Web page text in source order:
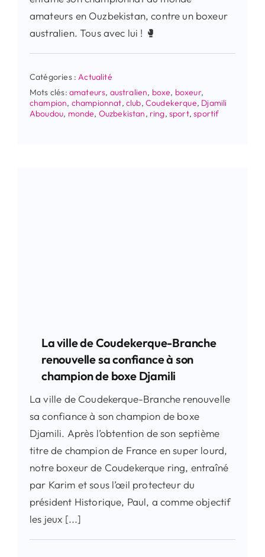
amateurs en Ouzbekistan, contre un boxeur
australien. Tous avec lui ! 🥊
Catégories :Actualité
Mots clés: amateurs, australien, boxe, boxeur,
champion, championnat, club, Coudekerque, Djamili
Aboudou, monde, Ouzbekistan, ring, sport,sportif
La ville de Coudekerque-Branche
renouvelle sa confiance à son
champion de boxe Djamili
La ville de Coudekerque-Branche renouvelle
sa confiance à son champion de boxe
Djamili. Après l’obtention de son septième
titre de champion de France en super lourd,
notre boxeur de Coudekerque ring, entraîné
par Karim et sous l’œil protecteur du
président Historique, Paul, a comme objectif
les jeux [...]